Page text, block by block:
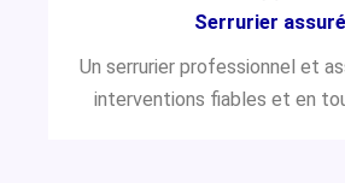
Serrurier assuré
Un serrurier professionnel et
interventions fiables et en